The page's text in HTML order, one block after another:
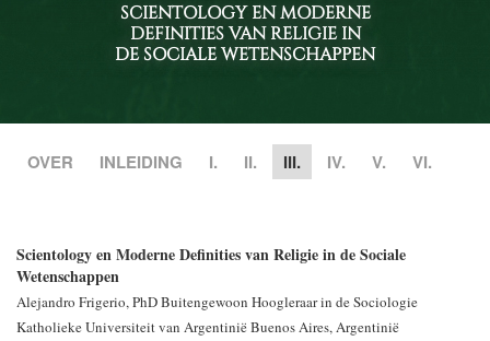
SCIENTOLOGY EN MODERNE
DEFINITIES VAN RELIGIE IN
DE SOCIALE WETENSCHAPPEN
OVER INLEIDING I. II. III. IV. V. VI.
Scientology en Moderne Definities van Religie in de Sociale
Wetenschappen
Alejandro Frigerio, PhDBuitengewoon Hoogleraar in de Sociologie
Katholieke Universiteit van ArgentiniëBuenos Aires, Argentinië